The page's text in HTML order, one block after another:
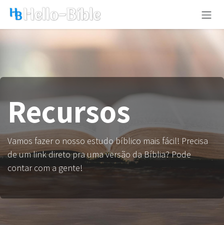
Pular para o conteúdo
Recursos​
Vamos fazer o nosso estudo bíblico mais fácil! Precisa
de um link direto pra uma versão da Bíblia? Pode
contar com a gente!